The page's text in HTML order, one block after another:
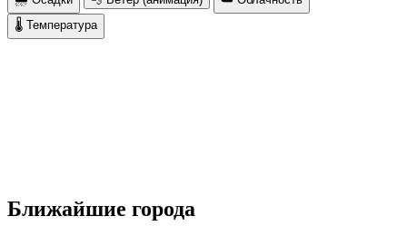
🌡 Температура
Ближайшие города